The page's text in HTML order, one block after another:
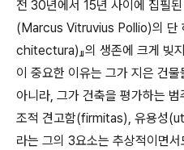
전 30년에서 15년 사이에 집필
(Marcus Vitruvius Pollio)의 단
chitectura)』의 생존에 크게 빚
이 중요한 이유는 그가 지은 건
아니라, 그가 건축을 평가하는
조적 견고함(firmitas), 유용성
라는 그의 3요소는 추상적이면